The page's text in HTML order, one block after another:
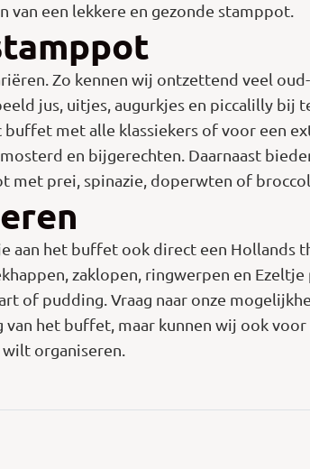
een lekkere en gezonde stamppot.
Zo kennen wij ontzettend veel
jus, uitjes, augurkjes en piccalilly bij
met alle klassiekers of voor een
en bijgerechten. Daarnaast
met prei, spinazie, doperwten of
aan het buffet ook direct een Hollands
zaklopen, ringwerpen en
of pudding. Vraag naar onze
het buffet, maar kunnen wij ook
organiseren.